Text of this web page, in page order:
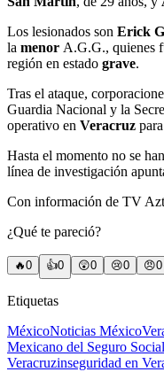
Los lesionados son Erick
la menor A.G.G., quienes
región en estado grave.
Tras el ataque,
Guardia Nacional y la
operativo en Veracruz
Hasta el momento no se
línea de investigación
Con información de TV
¿Qué te pareció?
🔥0 👍0 😲0 😢0 😠0
Etiquetas
MéxicoNoticias México
Mexicano del Seguro
Veracruzinseguridad en